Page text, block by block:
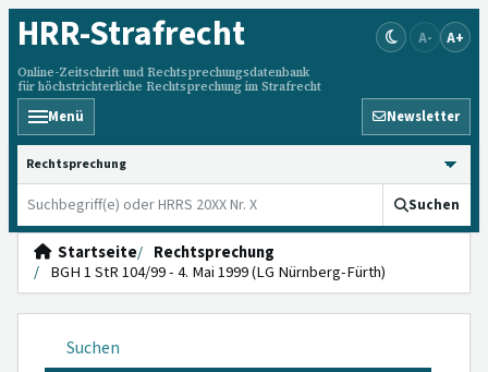
HRR-Strafrecht
Online-Zeitschrift und Rechtsprechungsdatenbank
für höchstrichterliche Rechtsprechung im Strafrecht
A- A+
Menü Newsletter
HRRS durchsuchen
Suchen
Startseite
Rechtsprechung
BGH 1 StR 104/99 - 4. Mai 1999 (LG Nürnberg-Fürth)
Suchen